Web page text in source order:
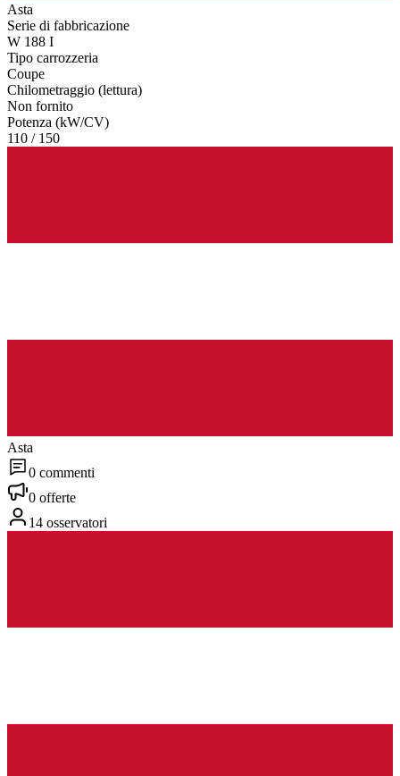
Asta
Serie di fabbricazione
W 188 I
Tipo carrozzeria
Coupe
Chilometraggio (lettura)
Non fornito
Potenza (kW/CV)
110 / 150
Asta
0 commenti
0 offerte
14 osservatori